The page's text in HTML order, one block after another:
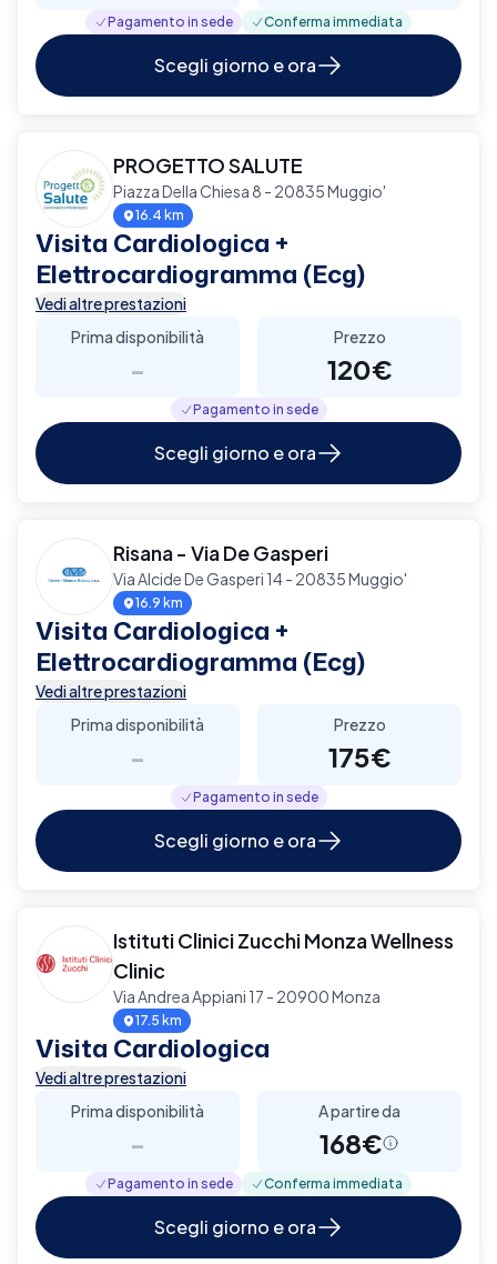
Pagamento in sede Conferma immediata
Scegli giorno e ora
PROGETTO SALUTE
Piazza Della Chiesa 8 - 20835 Muggio'
16.4 km
Visita Cardiologica +
Elettrocardiogramma (Ecg)
Vedi altre prestazioni
Prima disponibilità
-
Prezzo
120€
Pagamento in sede
Scegli giorno e ora
Risana - Via De Gasperi
Via Alcide De Gasperi 14 - 20835 Muggio'
16.9 km
Visita Cardiologica +
Elettrocardiogramma (Ecg)
Vedi altre prestazioni
Prima disponibilità
-
Prezzo
175€
Pagamento in sede
Scegli giorno e ora
Istituti Clinici Zucchi Monza Wellness
Clinic
Via Andrea Appiani 17 - 20900 Monza
17.5 km
Visita Cardiologica
Vedi altre prestazioni
Prima disponibilità
-
A partire da
168€
Pagamento in sede Conferma immediata
Scegli giorno e ora